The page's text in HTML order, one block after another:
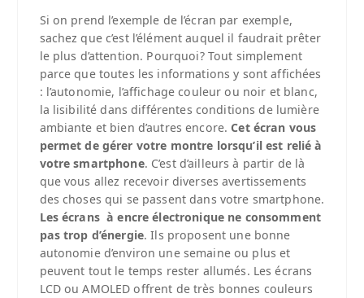
Si on prend l’exemple de l’écran par exemple,
sachez que c’est l’élément auquel il faudrait prêter
le plus d’attention. Pourquoi? Tout simplement
parce que toutes les informations y sont affichées
: l’autonomie, l’affichage couleur ou noir et blanc,
la lisibilité dans différentes conditions de lumière
ambiante et bien d’autres encore. Cet écran vous
permet de gérer votre montre lorsqu’il est relié à
votre smartphone. C’est d’ailleurs à partir de là
que vous allez recevoir diverses avertissements
des choses qui se passent dans votre smartphone.
Les écrans à encre électronique ne consomment
pas trop d’énergie. Ils proposent une bonne
autonomie d’environ une semaine ou plus et
peuvent tout le temps rester allumés. Les écrans
LCD ou AMOLED offrent de très bonnes couleurs